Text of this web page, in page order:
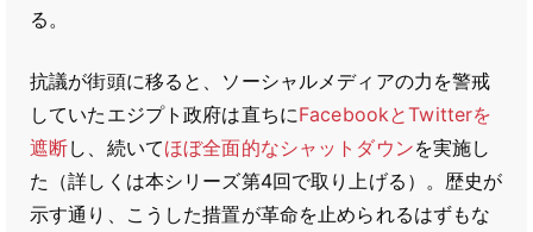
る。
抗議が街頭に移ると、ソーシャルメディアの力を警戒
していたエジプト政府は直ちにFacebookとTwitterを
遮断し、続いてほぼ全面的なシャットダウンを実施し
た（詳しくは本シリーズ第4回で取り上げる）。歴史が
示す通り、こうした措置が革命を止められるはずもな